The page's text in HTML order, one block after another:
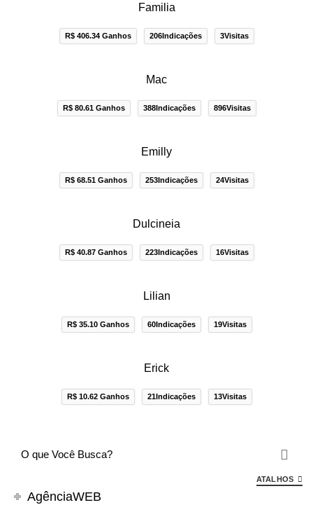
Familia
R$ 406.34 Ganhos 206Indicações 3Visitas
Mac
R$ 80.61 Ganhos 388Indicações 896Visitas
Emilly
R$ 68.51 Ganhos 253Indicações 24Visitas
Dulcineia
R$ 40.87 Ganhos 223Indicações 16Visitas
Lilian
R$ 35.10 Ganhos 60Indicações 19Visitas
Erick
R$ 10.62 Ganhos 21Indicações 13Visitas
ATALHOS
AgênciaWEB